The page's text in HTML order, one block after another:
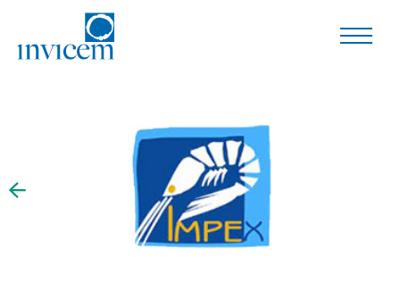
Informativa sulla raccolta
Le tue preferenze relative alla privacy